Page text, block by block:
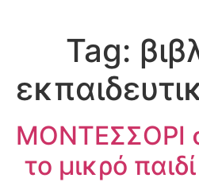
Tag:
ΜΟΝΤΕΣΣΟΡΙ
το μικρό